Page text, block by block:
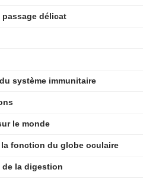
passage délicat
système immunitaire
le monde
fonction du globe oculaire
de la digestion